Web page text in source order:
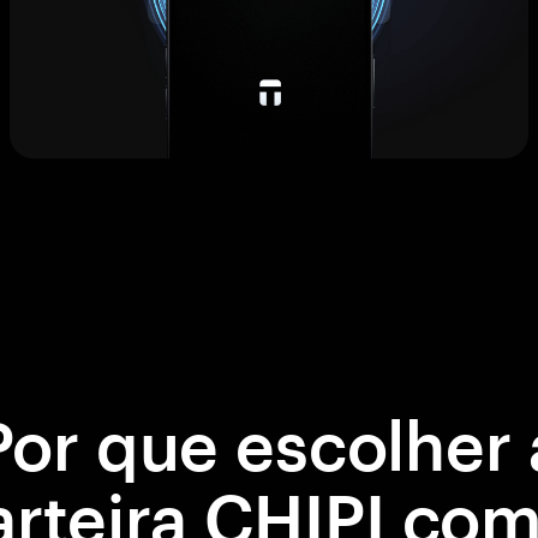
que escolher
CHIPI